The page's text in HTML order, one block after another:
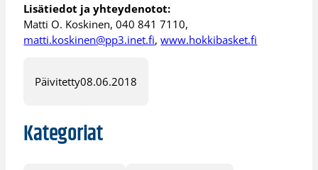
Lisätiedot ja yhteydenotot:
Matti O. Koskinen, 040 841 7110,
matti.koskinen@pp3.inet.fi,www.hokkibasket.fi
Päivitetty08.06.2018
Kategoriat